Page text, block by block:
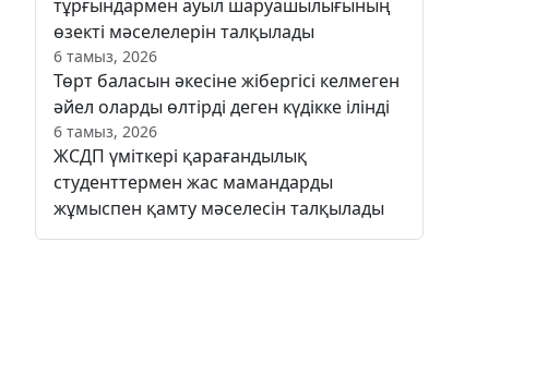
тұрғындармен ауыл шаруашылығының
өзекті мәселелерін талқылады
6 тамыз, 2026
Төрт баласын әкесіне жібергісі келмеген
әйел оларды өлтірді деген күдікке ілінді
6 тамыз, 2026
ЖСДП үміткері қарағандылық
студенттермен жас мамандарды
жұмыспен қамту мәселесін талқылады